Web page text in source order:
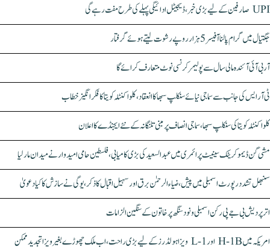
UPI صارفین کے لیے بڑی خبر، ڈیجیٹل ادائیگی پہلے کی طرح مفت رہے گی
جگتیال میں گرام پالنا آفیسر 5 ہزار روپے رشوت لیتے ہوئے گرفتار
آر بی آئی آئندہ مالی سال سے پولیمر کرنسی نوٹ متعارف کرائے گا
ٹی آر ایس کی جانب سے سماجی نیائے سنکلپ سبھا کا انعقاد، کلواکنٹلہ کویتا کا فکر انگیز خطاب
کلواکنٹلہ کویتا کی سنکلپ سبھا، سماجی انصاف پر مبنی تلنگانہ کے نئے ایجنڈے کا اعلان
مشی گن ڈیموکریٹک سینیٹ پرائمری میں عبدالسعید کی بڑی کامیابی، فلسطین حامی امیدوار نے میدان مار لیا
سنبھل تشدد رپورٹ اسمبلی میں پیش، ضیاء الرحمٰن برق اور سہیل اقبال کا ذکر، یوگی نے سازش کا کیا دعویٰ
اتر پردیش بی جے پی رکن اسمبلی ونود سنگھ پر خاتون کے سنگین الزامات
امریکہ میں H-1B اور L-1 ویزا ہولڈرز کے لیے بڑی راحت، اب ملک چھوڑے بغیر ویزا تجدید ممکن